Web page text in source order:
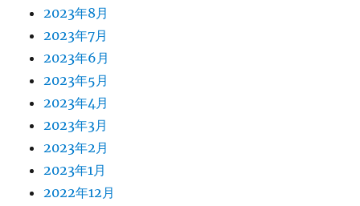
2023年8月
2023年7月
2023年6月
2023年5月
2023年4月
2023年3月
2023年2月
2023年1月
2022年12月